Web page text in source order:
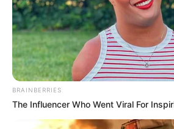
เหมาะแก่การเจรจา หรือขอคว
วันนี้ผู้ใหญ่อุปถัมภ์ บางท่านผู้ห
ยื่นโอกาสดีดีให้ เจ้าชะตาผู้ชา
อายุมากกว่า การเงินมีเกณฑ์ได้
BRAINBERRIES
The Influencer Who Went Viral For